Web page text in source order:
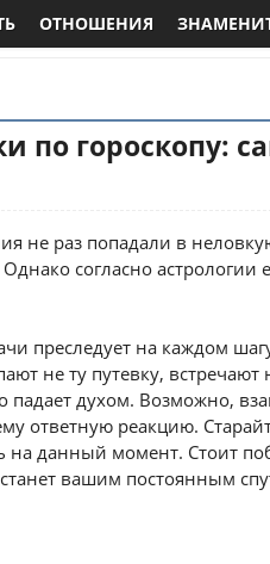
ОТНОШЕНИЯ
по гороскопу:
не раз попадали в
согласно
преследует на каждом
не ту путевку,
падает духом. Возможно,
ответную реакцию.
на данный момент. Стоит
вашим постоянным